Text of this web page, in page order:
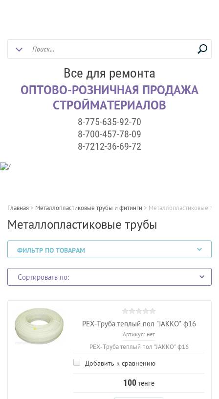
Все для ремонта
ОПТОВО-РОЗНИЧНАЯ ПРОДАЖА
СТРОЙМАТЕРИАЛОВ
8-775-635-92-70
8-700-457-78-09
8-7212-36-69-72
Главная > Металлопластиковые трубы и фитинги > Металлопластиковые
Металлопластиковые трубы
ФИЛЬТР ПО ТОВАРАМ
Сортировать по:
PEX-Труба теплый пол "JAKKO" ф16
Артикул: нет
PEX-Труба теплый пол "JAKKO" ф16
Добавить к сравнению
100тенге